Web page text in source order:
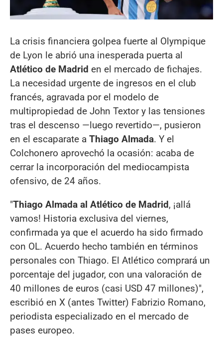
La crisis financiera golpea fuerte al Olympique
de Lyon le abrió una inesperada puerta al
Atlético de Madrid en el mercado de fichajes.
La necesidad urgente de ingresos en el club
francés, agravada por el modelo de
multipropiedad de John Textor y las tensiones
tras el descenso —luego revertido—, pusieron
en el escaparate a Thiago Almada. Y el
Colchonero aprovechó la ocasión: acaba de
cerrar la incorporación del mediocampista
ofensivo, de 24 años.
"Thiago Almada al Atlético de Madrid, ¡allá
vamos! Historia exclusiva del viernes,
confirmada ya que el acuerdo ha sido firmado
con OL. Acuerdo hecho también en términos
personales con Thiago. El Atlético comprará un
porcentaje del jugador, con una valoración de
40 millones de euros (casi USD 47 millones)″,
escribió en X (antes Twitter) Fabrizio Romano,
periodista especializado en el mercado de
pases europeo.